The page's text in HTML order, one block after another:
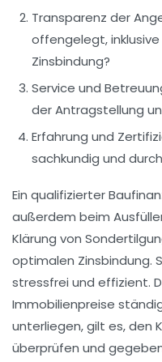
Transparenz der
offengelegt,
Zinsbindung?
Service und
der Antragstellung
Erfahrung und
sachkundig und
Ein qualifizierter
außerdem beim
Klärung von
optimalen Zinsbindung.
stressfrei und effizient.
Immobilienpreise
unterliegen, gilt es, den
überprüfen und